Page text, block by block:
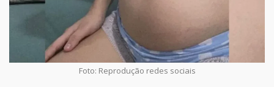
Foto: Reprodução redes sociais